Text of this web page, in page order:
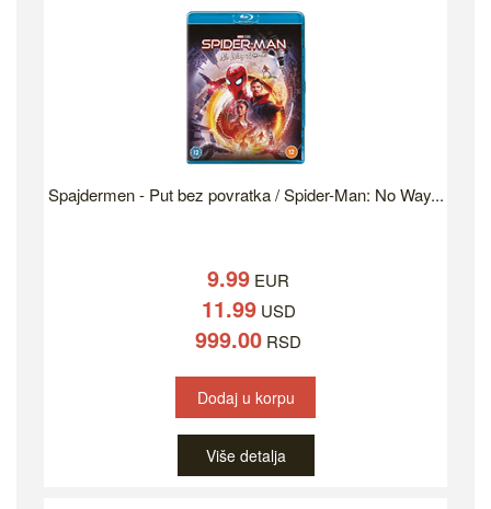
Spajdermen - Put bez povratka / Spider-Man: No Way...
9.99 EUR
11.99USD
999.00 RSD
Dodaj u korpu
Više detalja